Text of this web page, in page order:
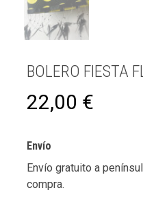
BOLERO FIESTA
22,00 €
Envío
Envío gratuito a
compra.